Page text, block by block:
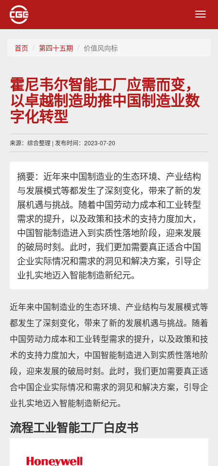
首页 第四十五期 价值风向标
霍尼韦尔智能工厂应需而变，
以卓越制造助推中国制造业数
字化转型
来源：综合整理 | 发布时间：2023-07-20
摘要：近年来中国制造业的生态环境、产业结构
与发展模式等都发生了深刻变化，带来了新的发
展机遇与挑战。随着中国劳动力成本和工业转型
需求的提升，以及政策和技术的支持力度加大，
中国智能制造进入到实质性落地阶段，迎来发展
的破局时刻。此时，我们更加需要真正适合中国
企业实际情况和需求的洞见和解决方案，引导企
业扎实地迈入智能制造新纪元。
近年来中国制造业的生态环境、产业结构与发展模式等
都发生了深刻变化，带来了新的发展机遇与挑战。随着
中国劳动力成本和工业转型需求的提升，以及政策和技
术的支持力度加大，中国智能制造进入到实质性落地阶
段，迎来发展的破局时刻。此时，我们更加需要真正适
合中国企业实际情况和需求的洞见和解决方案，引导企
业扎实地迈入智能制造新纪元。
流程工业智能工厂白皮书